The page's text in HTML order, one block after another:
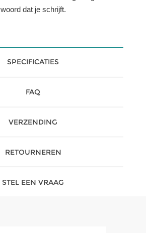
woord dat je schrijft.
SPECIFICATIES
FAQ
VERZENDING
RETOURNEREN
STEL EEN VRAAG